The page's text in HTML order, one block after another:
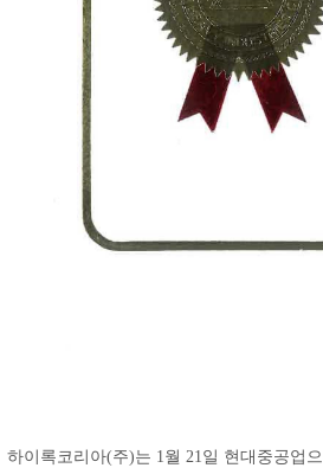
하이록코리아(주)는 1월 21일 현대중공업